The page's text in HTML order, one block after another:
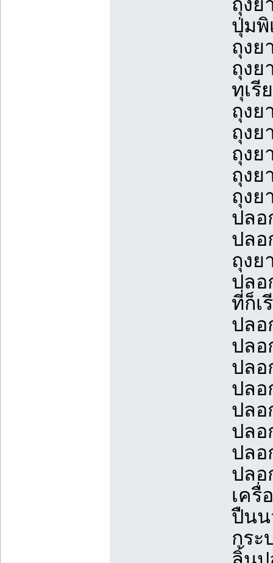
ถุงย
ปุ่มพิ
ถุงย
ถุงย
ทุเรี
ถุงย
ถุงย
ถุงย
ถุงย
ถุงย
ปลอ
ปลอ
ถุงย
ปลอ
ที่ก็เ
ปลอ
ปลอ
ปลอ
ปลอ
ปลอ
ปลอ
ปลอ
ปลอ
เครื่
ปืนน
กร